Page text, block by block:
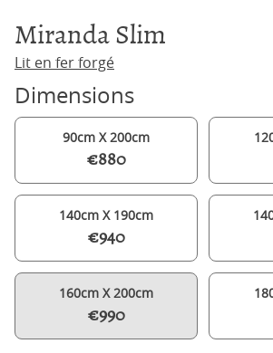
Miranda Slim
Lit en fer forgé
Dimensions
90cm X 200cm
€880
140cm X 190cm
€940
160cm X 200cm
€990